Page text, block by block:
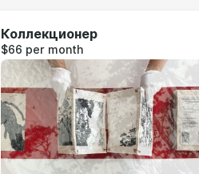
Коллекционер
$66 per month